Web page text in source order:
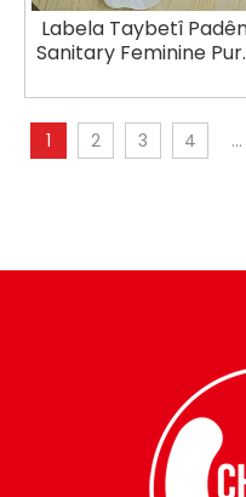
Labela Taybetî
Sanitary Feminine
1 2 3 4 ...